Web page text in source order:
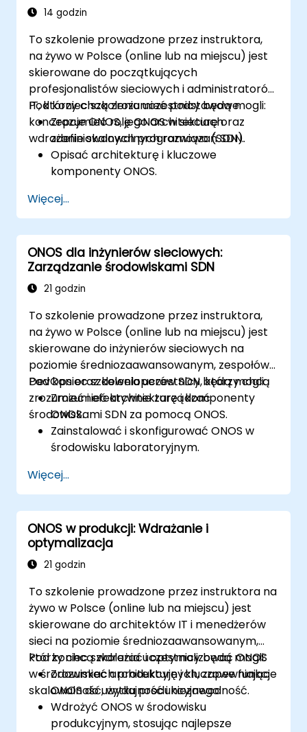
14 godzin
To szkolenie prowadzone przez instruktora,
na żywo w Polsce (online lub na miejscu) jest
skierowane do początkujących
profesjonalistów sieciowych i administratorów
IT, którzy chcą zrozumieć podstawowe
koncepcje ONOS, jego architekturę oraz
wdrażanie skalowalnych rozwiązań SDN.
Pod koniec szkolenia uczestnicy będą mogli:
Zrozumieć rolę ONOS w sieciach
zdefiniowanych programowo (SDN).
Opisać architekturę i kluczowe
komponenty ONOS.
systemie opartym na Linuksie.
Skonfigurować podstawową sieć SDN
przy użyciu ONOS.
Poznać funkcje ONOS do zarządzania i
skalowania infrastruktury sieciowej.
Więcej...
ONOS dla inżynierów sieciowych:
Zarządzanie środowiskami SDN
21 godzin
To szkolenie prowadzone przez instruktora,
na żywo w Polsce (online lub na miejscu) jest
skierowane do inżynierów sieciowych na
poziomie średniozaawansowanym, zespołów
DevOps oraz deweloperów SDN, którzy chcą
zrozumieć i efektywnie zarządzać
środowiskami SDN za pomocą ONOS.
Pod koniec szkolenia uczestnicy będą mogli:
Zrozumieć architekturę i komponenty
ONOS.
Zainstalować i skonfigurować ONOS w
środowisku laboratoryjnym.
środowiskami SDN.
Wdrażaæ, zarządzać i rozwiązywać
problemy w sieciach SDN za pomocą
ONOS.
Więcej...
ONOS w produkcji: Wdrażanie i
optymalizacja
21 godzin
To szkolenie prowadzone przez instruktora na
żywo w Polsce (online lub na miejscu) jest
skierowane do architektów IT i menedżerów
sieci na poziomie średniozaawansowanym,
którzy chcą wdrażać i optymalizować ONOS
w środowiskach produkcyjnych, zapewniając
skalowalność, wydajność i niezawodność.
Pod koniec szkolenia uczestnicy będą mogli:
Zrozumieć architekturę i kluczowe funkcje
ONOS do użytku produkcyjnego.
Wdrożyć ONOS w środowisku
produkcyjnym, stosując najlepsze